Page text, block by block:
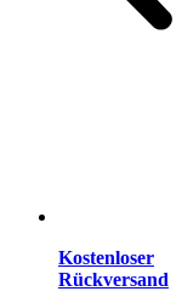
Kostenloser
Rückversand